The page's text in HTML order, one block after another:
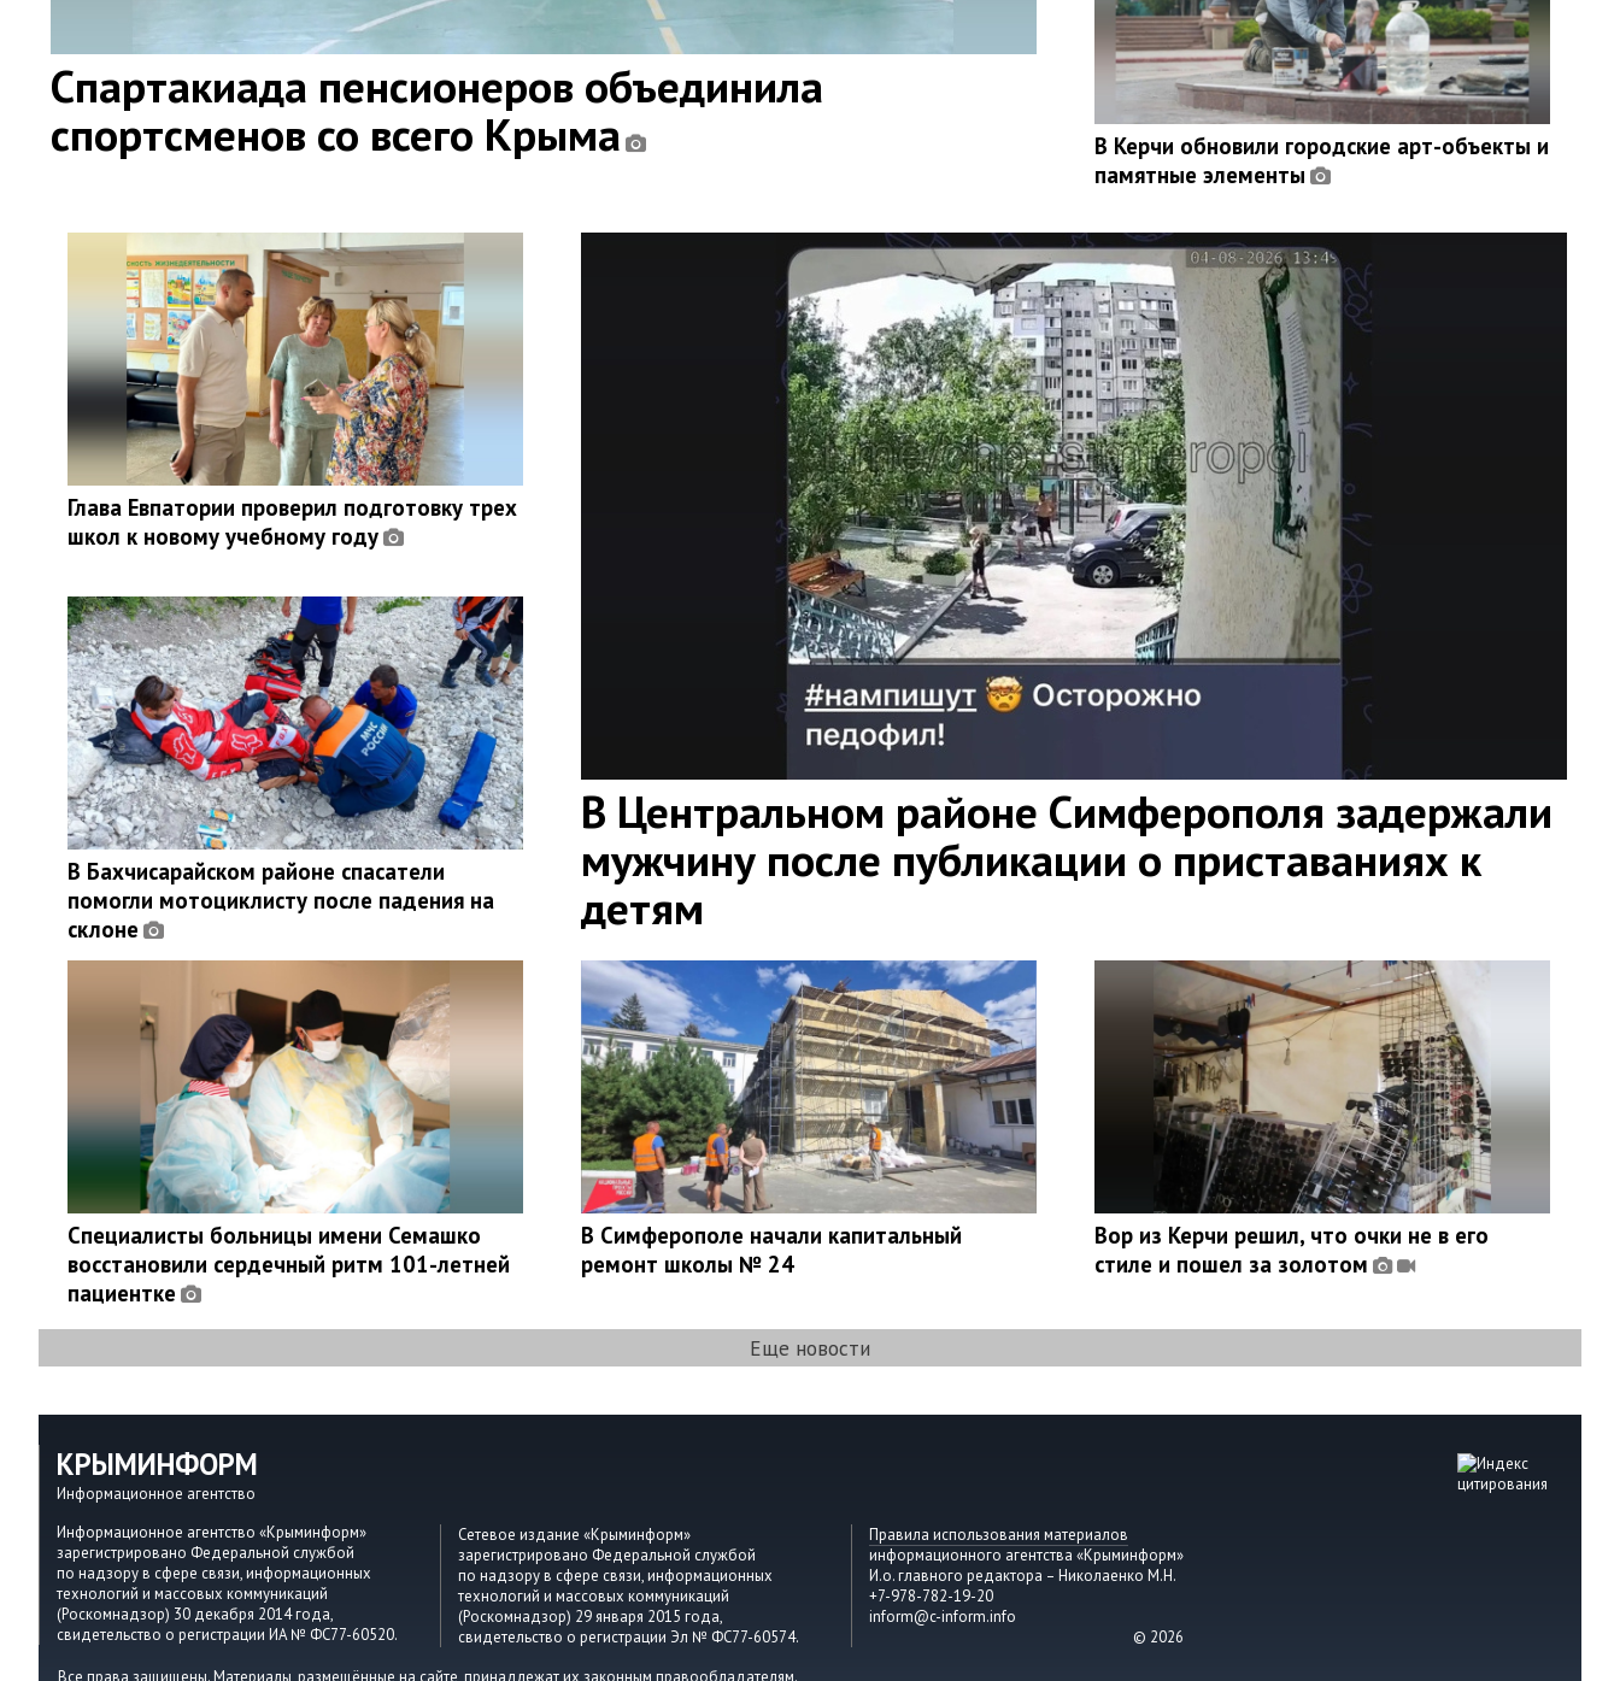
Спартакиада пенсионеров объединила
спортсменов со всего Крыма
В Керчи обновили городские арт-объекты и
памятные элементы
В Центральном районе Симферополя задержали
мужчину после публикации о приставаниях к
детям
Глава Евпатории проверил подготовку трех
школ к новому учебному году
В Бахчисарайском районе спасатели
помогли мотоциклисту после падения на
склоне
Специалисты больницы имени Семашко
восстановили сердечный ритм 101-летней
пациентке
В Симферополе начали капитальный
ремонт школы № 24
Вор из Керчи решил, что очки не в его
стиле и пошел за золотом
Еще новости
КРЫМИНФОРМ
Информационное агентство
Информационное агентство «Крыминформ»
зарегистрировано Федеральной службой
по надзору в сфере связи, информационных
технологий и массовых коммуникаций
(Роскомнадзор) 30 декабря 2014 года,
свидетельство о регистрации ИА № ФС77-60520.
Сетевое издание «Крыминформ»
зарегистрировано Федеральной службой
по надзору в сфере связи, информационных
технологий и массовых коммуникаций
(Роскомнадзор) 29 января 2015 года,
свидетельство о регистрации Эл № ФС77-60574.
Правила использования материалов
информационного агентства «Крыминформ»
И.о. главного редактора – Николаенко М.Н.
+7-978-782-19-20
inform@c-inform.info
© 2026
Все права защищены. Материалы, размещённые на сайте, принадлежат их законным правообладателям.